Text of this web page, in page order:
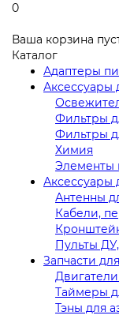
0
Ваша корзина
Каталог
Адаптеры
Аксессуары
Фильтры
Фильтры
Химия
Элементы
Аксессуары
Антенны
Кабели,
Пульты
Запчасти
Таймеры
Тэны для